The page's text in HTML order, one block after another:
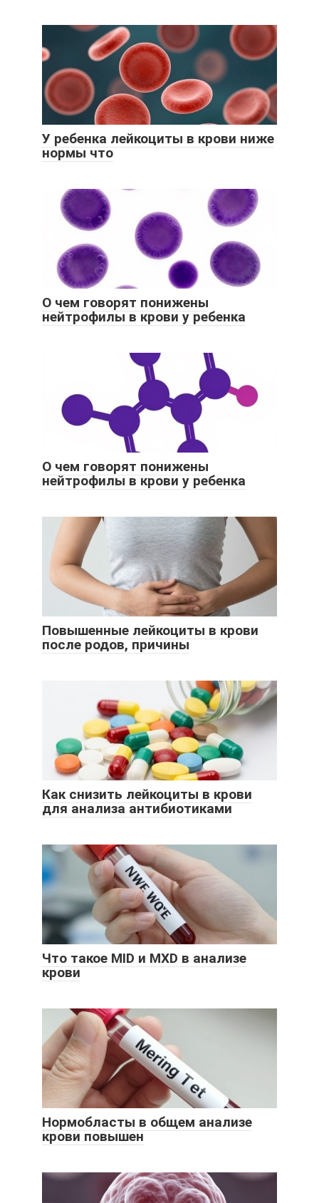
У ребенка лейкоциты в крови ниже
нормы что
О чем говорят понижены
нейтрофилы в крови у ребенка
О чем говорят понижены
нейтрофилы в крови у ребенка
Повышенные лейкоциты в крови
после родов, причины
Как снизить лейкоциты в крови
для анализа антибиотиками
Что такое MID и MXD в анализе
крови
Нормобласты в общем анализе
крови повышен